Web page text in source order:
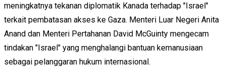
meningkatnya tekanan diplomatik Kanada terhadap "Israel"
terkait pembatasan akses ke Gaza. Menteri Luar Negeri Anita
Anand dan Menteri Pertahanan David McGuinty mengecam
tindakan "Israel" yang menghalangi bantuan kemanusiaan
sebagai pelanggaran hukum internasional.